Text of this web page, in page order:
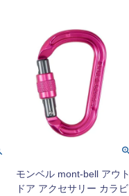
モンベル mont-bell アウト
ドア アクセサリー カラビ